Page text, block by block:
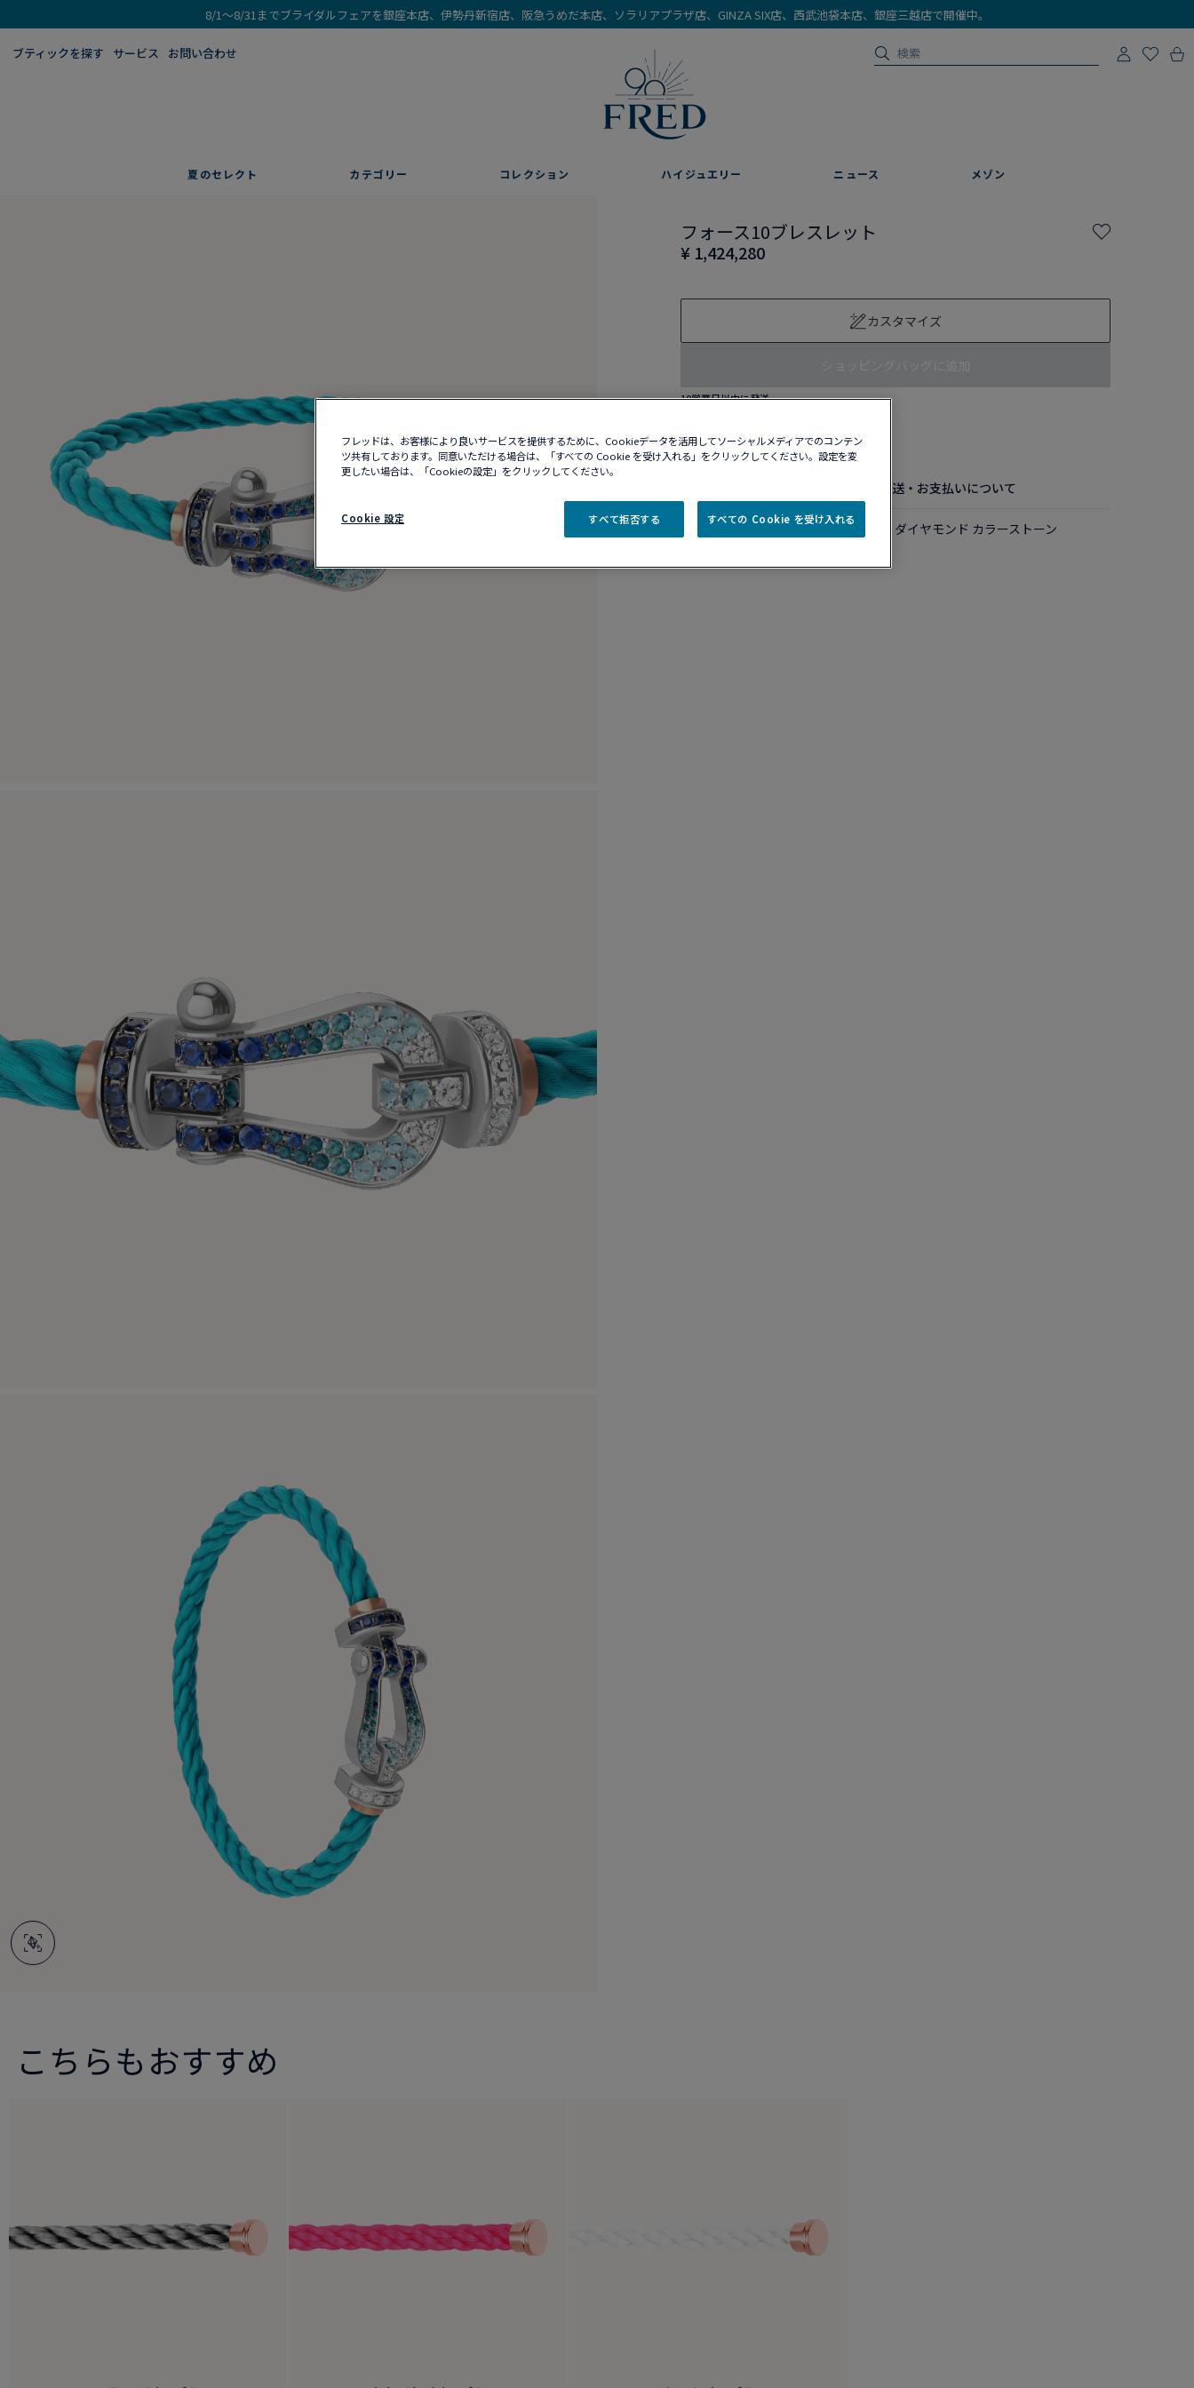
8/1～8/31までブライダルフェアを銀座本店、伊勢丹新宿店、阪急うめだ本店、ソラリアプラザ店、GINZA SIX店、西武池袋本店、銀座三越店で開催中。
ブティックを探す​ サービス お問い合わせ
夏のセレクト カテゴリー コレクション ハイジュエリー ニュース メゾン
フォース10ブレスレット
¥ 1,424,280
カスタマイズ
10営業日以内に発送
配送・お支払いについて
ラージモデル用 18Kホワイトゴールド ダイヤモンド カラーストーン
こちらもおすすめ
フレッドは、お客様により良いサービスを提供するために、Cookieデータを活用してソーシャルメディアでのコンテン
ツ共有しております。同意いただける場合は、「すべての Cookie を受け入れる」をクリックしてください。設定を変
更したい場合は、「Cookieの設定」をクリックしてください。
Cookie 設定 すべて拒否する すべての Cookie を受け入れる